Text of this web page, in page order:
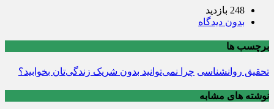
248 بازدید
بدون دیدگاه
برچسب ها
تحقیق روانشناسی چرا نمی‌توانید بدون شریک زند‌گی‌تان بخوابید؟
نوشته های مشابه